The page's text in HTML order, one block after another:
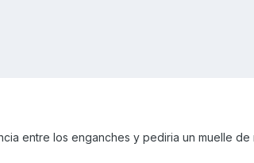
entre los enganches y pediria un muelle de